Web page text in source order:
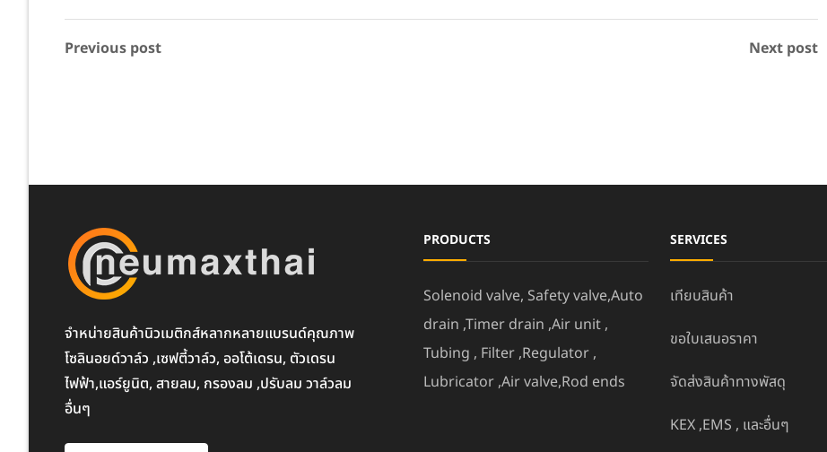
Previous post Next post
จำหน่ายสินค้านิวเมติกส์หลากหลายแบรนด์คุณภาพ
โซลินอยด์วาล์ว ,เซฟตี้วาล์ว, ออโต้เดรน, ตัวเดรน
ไฟฟ้า,แอร์ยูนิต, สายลม, กรองลม ,ปรับลม วาล์วลม
อื่นๆ
PRODUCTS
Solenoid valve, Safety valve,Auto
drain ,Timer drain ,Air unit ,
Tubing , Filter ,Regulator ,
Lubricator ,Air valve,Rod ends
SERVICES
เทียบสินค้า
ขอใบเสนอราคา
จัดส่งสินค้าทางพัสดุ
KEX ,EMS , และอื่นๆ